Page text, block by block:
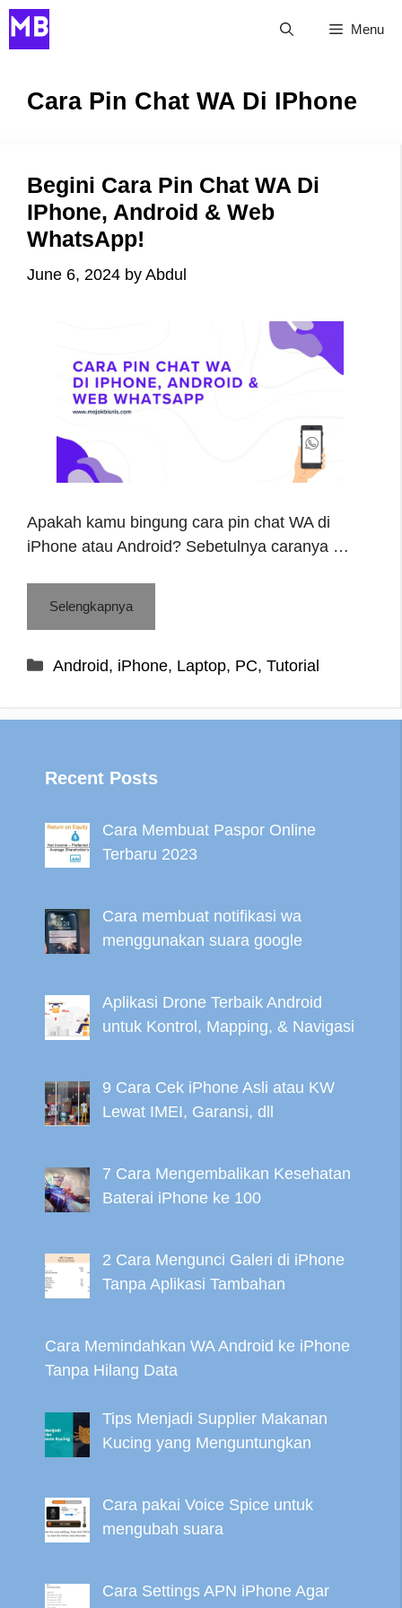
Skip
to
Menu
Cara Pin Chat WA Di IPhone
Begini Cara Pin Chat WA Di
IPhone, Android & Web
WhatsApp!
June 6, 2024 by Abdul
Apakah kamu bingung cara pin chat WA di
iPhone atau Android? Sebetulnya caranya …
Selengkapnya
Categories
Android, iPhone, Laptop, PC, Tutorial
Recent Posts
Cara Membuat Paspor Online
Terbaru 2023
Cara membuat notifikasi wa
menggunakan suara google
Aplikasi Drone Terbaik Android
untuk Kontrol, Mapping, & Navigasi
9 Cara Cek iPhone Asli atau KW
Lewat IMEI, Garansi, dll
7 Cara Mengembalikan Kesehatan
Baterai iPhone ke 100
2 Cara Mengunci Galeri di iPhone
Tanpa Aplikasi Tambahan
Cara Memindahkan WA Android ke iPhone
Tanpa Hilang Data
Tips Menjadi Supplier Makanan
Kucing yang Menguntungkan
Cara pakai Voice Spice untuk
mengubah suara
Cara Settings APN iPhone Agar